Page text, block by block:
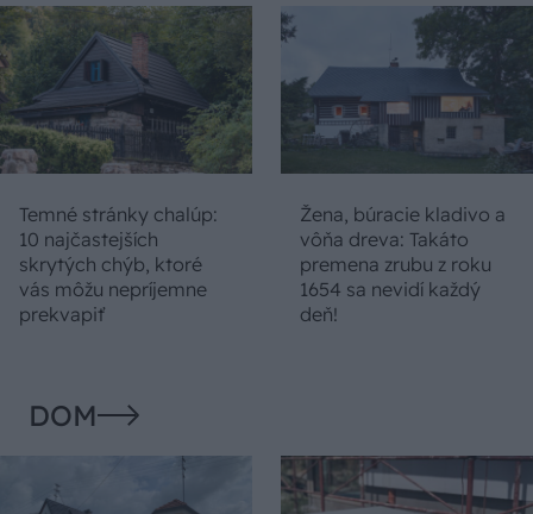
Temné stránky chalúp:
10 najčastejších
skrytých chýb, ktoré
vás môžu nepríjemne
prekvapiť
Žena, búracie kladivo a
vôňa dreva: Takáto
premena zrubu z roku
1654 sa nevidí každý
deň!
DOM